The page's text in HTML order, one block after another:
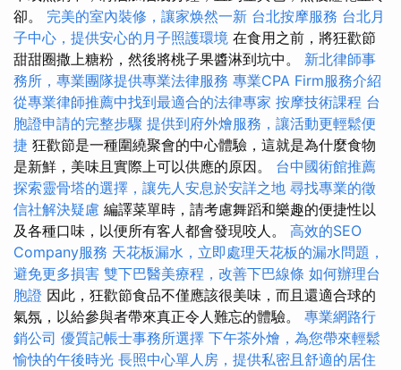
卻。 完美的室內裝修，讓家焕然一新 台北按摩服務 台北月
子中心，提供安心的月子照護環境 在食用之前，將狂歡節
甜甜圈撒上糖粉，然後將桃子果醬淋到坑中。 新北律師事
務所，專業團隊提供專業法律服務 專業CPA Firm服務介紹
從專業律師推薦中找到最適合的法律專家 按摩技術課程 台
胞證申請的完整步驟 提供到府外燴服務，讓活動更輕鬆便
捷 狂歡節是一種圍繞聚會的中心體驗，這就是為什麼食物
是新鮮，美味且實際上可以供應的原因。 台中國術館推薦
探索靈骨塔的選擇，讓先人安息於安詳之地 尋找專業的徵
信社解決疑慮 編譯菜單時，請考慮舞蹈和樂趣的便捷性以
及各種口味，以便所有客人都會發現咬人。 高效的SEO
Company服務 天花板漏水，立即處理天花板的漏水問題，
避免更多損害 雙下巴醫美療程，改善下巴線條 如何辦理台
胞證 因此，狂歡節食品不僅應該很美味，而且還適合球的
氣氛，以給參與者帶來真正令人難忘的體驗。 專業網路行
銷公司 優質記帳士事務所選擇 下午茶外燴，為您帶來輕鬆
愉快的午後時光 長照中心單人房，提供私密且舒適的居住